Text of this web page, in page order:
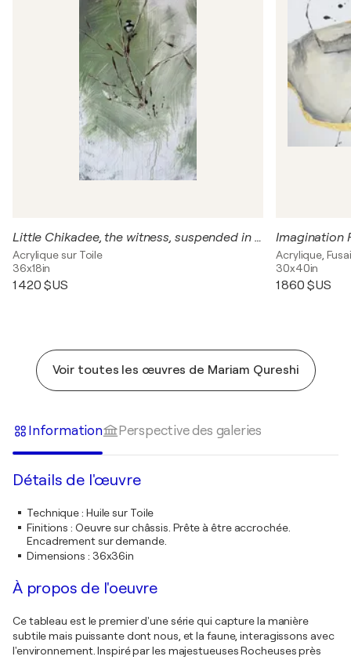
Little Chikadee, the witness, suspended in sage
Acrylique sur Toile
36x18in
1 420 $US
Imagination
Acrylique,
30x40in
1 860 $US
Voir toutes les œuvres de Mariam Qureshi
Information Perspective des galeries
Détails de l'œuvre
Technique: Huile sur Toile
Finitions : Oeuvre sur châssis. Prête à être accrochée.
Encadrement sur demande.
Dimensions : 36x36in
À propos de l'oeuvre
Ce tableau est le premier d'une série qui capture la manière
subtile mais puissante dont nous, et la faune, interagissons avec
l'environnement. Inspiré par les majestueuses Rocheuses près